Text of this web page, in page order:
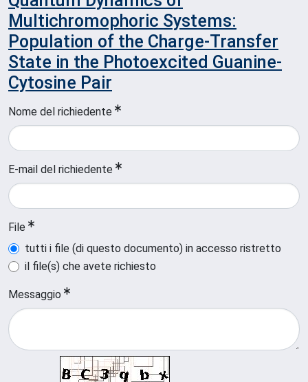
Multichromophoric Systems:
Population of the Charge-Transfer
State in the Photoexcited Guanine-
Cytosine Pair
Nome del richiedente
E-mail del richiedente
File
tutti i file (di questo documento) in accesso ristretto
il file(s) che avete richiesto
Messaggio